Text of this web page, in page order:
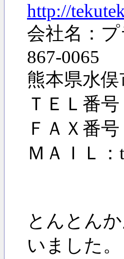
http://
会社名：
867-0065
熊本県水
ＴＥＬ番
ＦＡＸ番
ＭＡＩＬ：
とんとん
いました。